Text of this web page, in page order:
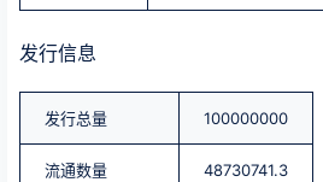
发行信息
发行总量 100000000
流通数量 48730741.3